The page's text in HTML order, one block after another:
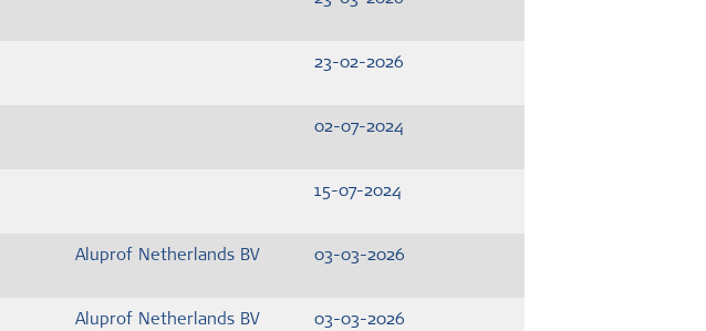
23-02-2026
02-07-2024
15-07-2024
Aluprof Netherlands BV 03-03-2026
Aluprof Netherlands BV 03-03-2026